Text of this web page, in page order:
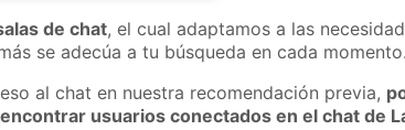
de chat, el cual adaptamos a las
se adecúa a tu búsqueda en cada momento.
al chat en nuestra recomendación previa,
usuarios conectados en el chat de